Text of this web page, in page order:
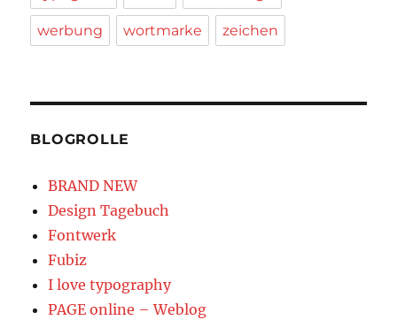
werbung wortmarke zeichen
BLOGROLLE
BRAND NEW
Design Tagebuch
Fontwerk
Fubiz
I love typography
PAGE online – Weblog